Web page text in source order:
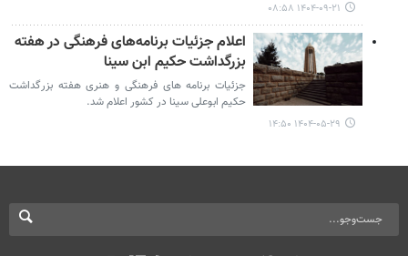
۱۴۰۴-۰۹-۲۱ ۰۸:۵۸
اعلام جزئیات برنامه‌های فرهنگی در هفته
بزرگداشت حکیم ابن سینا
جزئیات برنامه های فرهنگی و هنری هفته بزرگداشت
حکیم ابوعلی سینا در کشور اعلام شد.
۱۴۰۴-۰۵-۲۹ ۱۴:۵۰